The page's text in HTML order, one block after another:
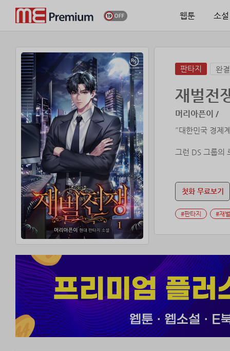
웹툰 소설
판타지 완결
재벌전
머리아픈이 /
˝대한민국 경제
그런 DS 그룹의
그런 그가 마침
특별한 능력과
첫화 무료보기
#판타지 #재벌